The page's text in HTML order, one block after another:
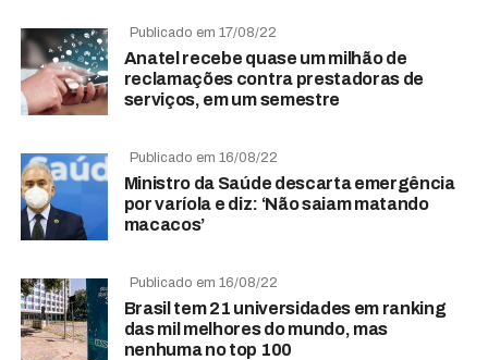
Publicado em 17/08/22
Anatel recebe quase um milhão de
reclamações contra prestadoras de
serviços, em um semestre
Publicado em 16/08/22
Ministro da Saúde descarta emergência
por varíola e diz: ‘Não saiam matando
macacos’
Publicado em 16/08/22
Brasil tem 21 universidades em ranking
das mil melhores do mundo, mas
nenhuma no top 100